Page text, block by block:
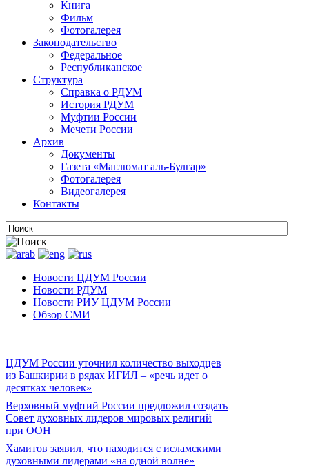
Книга
Фильм
Фотогалерея
Законодательство
Федеральное
Республиканское
Структура
Справка о РДУМ
История РДУМ
Муфтии России
Мечети России
Архив
Документы
Газета «Маглюмат аль-Булгар»
Фотогалерея
Видеогалерея
Контакты
Новости ЦДУМ России
Новости РДУМ
Новости РИУ ЦДУМ России
Обзор СМИ
ЦДУМ России уточнил количество выходцев
из Башкирии в рядах ИГИЛ – «речь идет о
десятках человек»
Верховный муфтий России предложил создать
Совет духовных лидеров мировых религий
при ООН
Хамитов заявил, что находится с исламскими
духовными лидерами «на одной волне»